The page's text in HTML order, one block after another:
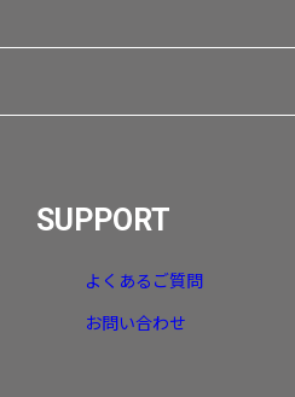
SUPPORT
よくあるご質問
お問い合わせ